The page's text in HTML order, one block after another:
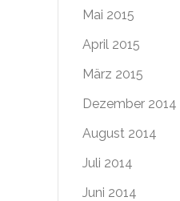
Mai 2015
April 2015
März 2015
Dezember 2014
August 2014
Juli 2014
Juni 2014